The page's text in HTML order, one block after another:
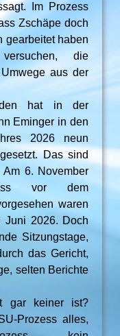
Im Prozess
Zschäpe doch
gearbeitet haben
die
aus der
hat in der
Eminger in den
2026 neun
Das sind
6. November
vor dem
waren
Juni 2026. Doch
Sitzungstage,
das Gericht,
selten Berichte
gar keiner ist?
Prozess alles,